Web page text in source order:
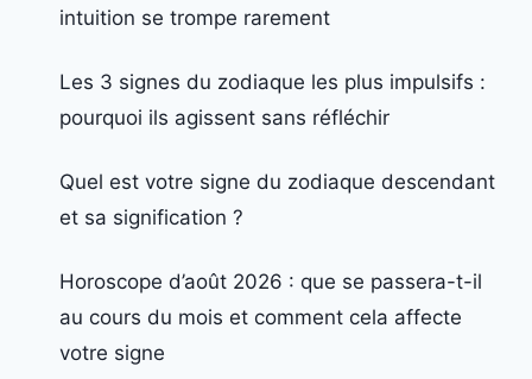
intuition se trompe rarement
Les 3 signes du zodiaque les plus impulsifs :
pourquoi ils agissent sans réfléchir
Quel est votre signe du zodiaque descendant
et sa signification ?
Horoscope d’août 2026 : que se passera-t-il
au cours du mois et comment cela affecte
votre signe